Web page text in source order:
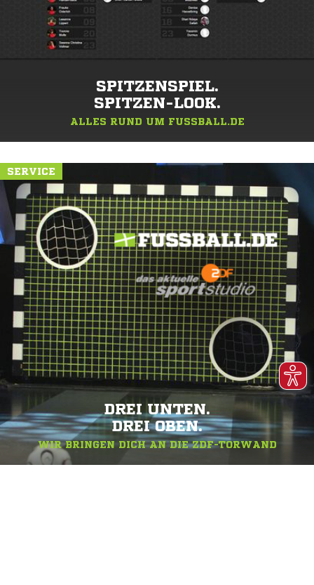
SPITZENSPIEL.
SPITZEN-LOOK.
ALLES RUND UM FUSSBALL.DE
SERVICE
DREI UNTEN.
DREI OBEN.
WIR BRINGEN DICH AN DIE ZDF-TORWAND